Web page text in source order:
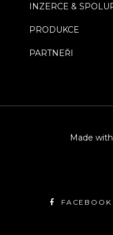
INZERCE &
PRODUKCE
PARTNEŘI
Made
FACEBOOK